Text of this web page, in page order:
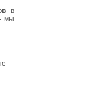
в
мы